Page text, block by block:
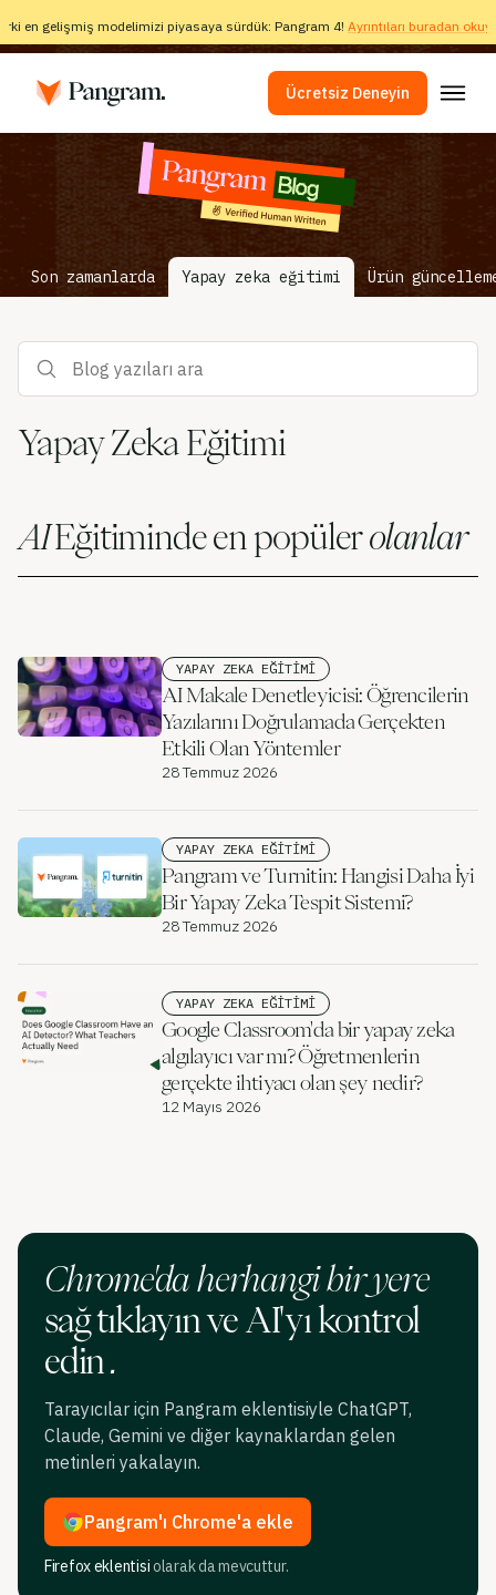
en gelişmiş modelimizi piyasaya sürdük: Pangram 4! Ayrıntıları buradan
Ücretsiz Deneyin
Çözümler
AI Algılayıcı
Görüntü Algılayıcı
Tarayıcı Eklentisi
Entegrasyonlar
İntihal Kontrolü
Çok Dilli Yapay Zeka Algılama
Şirket
Satış Departmanı ile İletişime Geçin
Giriş
Son zamanlarda Yapay zeka eğitimi Ürün
Yapay Zeka Eğitimi
AIEğitiminde en popüler olanlar
YAPAY ZEKA EĞITIMI
AI Makale Denetleyicisi: Öğrencilerin
Yazılarını Doğrulamada Gerçekten
Etkili Olan Yöntemler
28 Temmuz 2026
YAPAY ZEKA EĞITIMI
Pangram ve Turnitin: Hangisi Daha İyi
Bir Yapay Zeka Tespit Sistemi?
28 Temmuz 2026
YAPAY ZEKA EĞITIMI
Google Classroom'da bir yapay zeka
algılayıcı var mı? Öğretmenlerin
gerçekte ihtiyacı olan şey nedir?
12 Mayıs 2026
Chrome'da herhangi bir yere
sağ tıklayın ve AI'yı kontrol
edin .
Tarayıcılar için Pangram eklentisiyle ChatGPT,
Claude, Gemini ve diğer kaynaklardan gelen
metinleri yakalayın.
Pangram'ı Chrome'a ekle
Firefox eklentisiolarak da mevcuttur.